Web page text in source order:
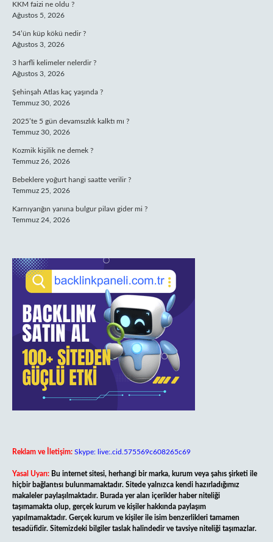
KKM faizi ne oldu ?
Ağustos 5, 2026
54’ün küp kökü nedir ?
Ağustos 3, 2026
3 harfli kelimeler nelerdir ?
Ağustos 3, 2026
Şehinşah Atlas kaç yaşında ?
Temmuz 30, 2026
2025’te 5 gün devamsızlık kalktı mı ?
Temmuz 30, 2026
Kozmik kişilik ne demek ?
Temmuz 26, 2026
Bebeklere yoğurt hangi saatte verilir ?
Temmuz 25, 2026
Karnıyarığın yanına bulgur pilavı gider mi ?
Temmuz 24, 2026
Reklam ve İletişim: Skype: live:.cid.575569c608265c69
Yasal Uyarı: Bu internet sitesi, herhangi bir marka, kurum veya şahıs şirketi ile
hiçbir bağlantısı bulunmamaktadır. Sitede yalnızca kendi hazırladığımız
makaleler paylaşılmaktadır. Burada yer alan içerikler haber niteliği
taşımamakta olup, gerçek kurum ve kişiler hakkında paylaşım
yapılmamaktadır. Gerçek kurum ve kişiler ile isim benzerlikleri tamamen
tesadüfidir. Sitemizdeki bilgiler taslak halindedir ve tavsiye niteliği taşımazlar.